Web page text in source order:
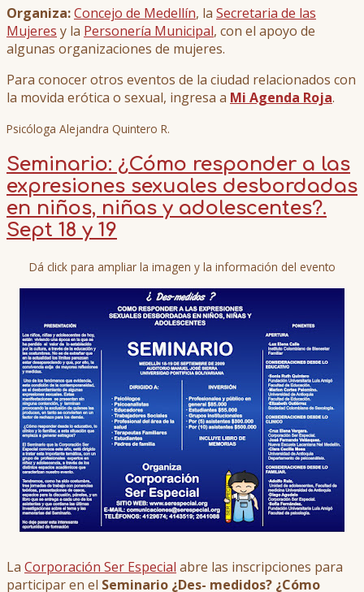
Organiza:Concejo de Medellín, la Secretaria de las
Mujeres y la Personería Municipal, con el apoyo de
algunas organizaciones de mujeres.
Para conocer otros eventos de la ciudad relacionados con
la movida erótica o sexual, ingresa a Mi Agenda Roja.
Psicóloga Alejandra Quintero R.
Seminario: ¿Cómo responder a las
expresiones sexuales desbordadas
en niños, niñas y adolescentes?.
Sept 18 y 19
Dá click para ampliar la imagen y la información del evento
La Corporación Ser Especial abre las inscripciones para
participar en el Seminario ¿Des- medidos? ¿Cómo